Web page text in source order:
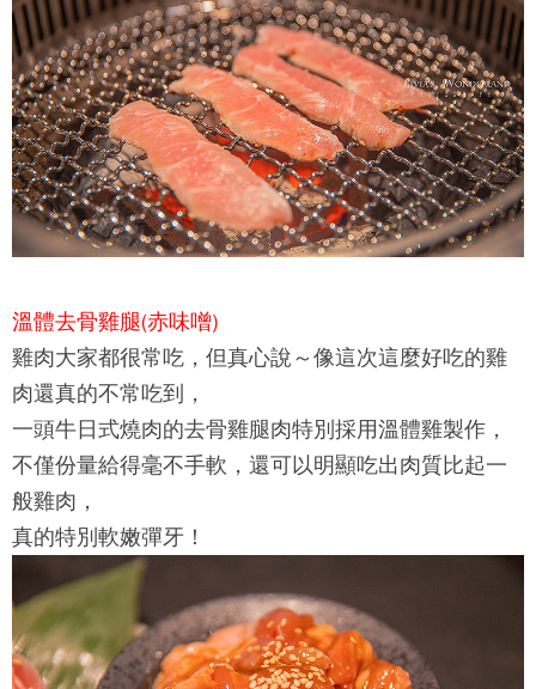
溫體去骨雞腿(赤味噌)
雞肉大家都很常吃，但真心說～像這次這麼好吃的雞
肉還真的不常吃到，
一頭牛日式燒肉的去骨雞腿肉特別採用溫體雞製作，
不僅份量給得毫不手軟，還可以明顯吃出肉質比起一
般雞肉，
真的特別軟嫩彈牙！